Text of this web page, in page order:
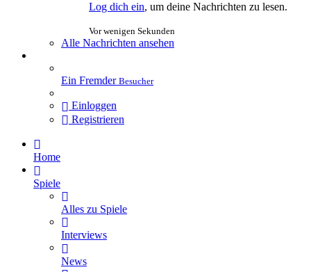
Log dich ein, um deine Nachrichten zu lesen.
Vor wenigen Sekunden
Alle Nachrichten ansehen
Ein Fremder Besucher
Einloggen
Registrieren
Home
Spiele
Alles zu Spiele
Interviews
News